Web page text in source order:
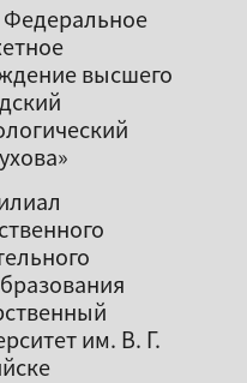
Федеральное
высшего
им. В. Г.